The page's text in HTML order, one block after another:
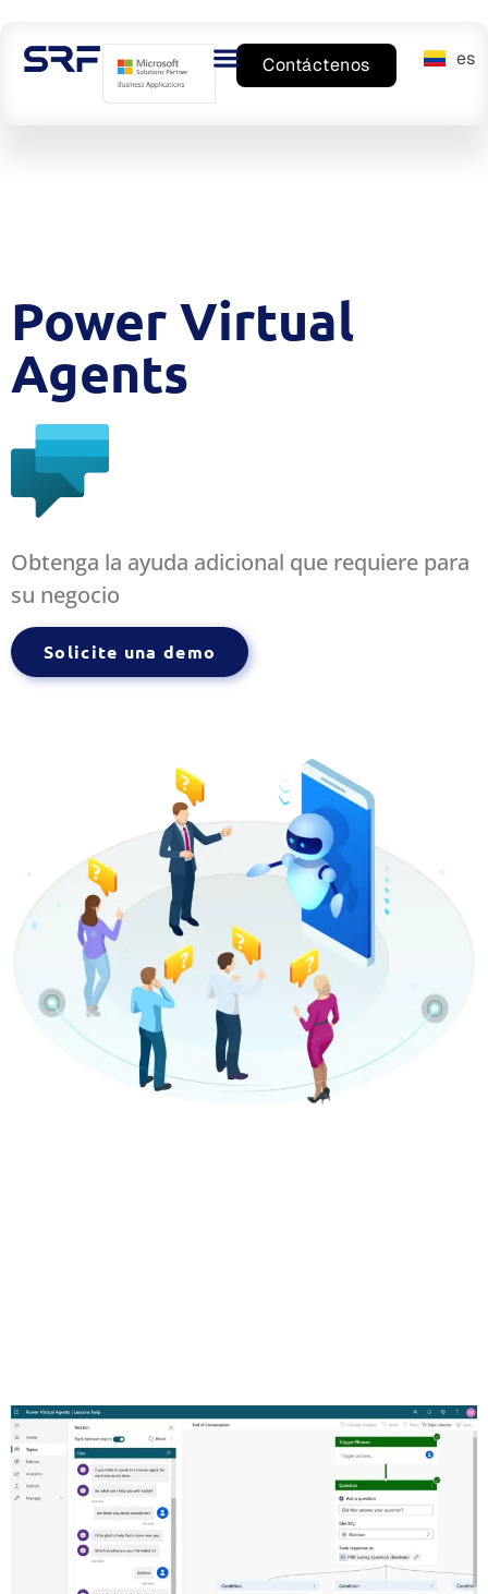
Contáctenos es
en
Power Virtual
Agents
Obtenga la ayuda adicional que requiere para
su negocio
Solicite una demo